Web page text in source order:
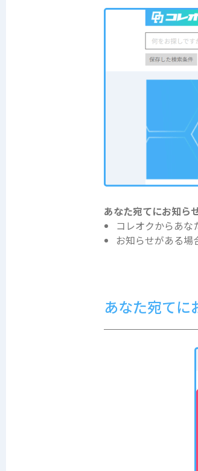
あなた宛てにお知ら
コレオクからあな
お知らせがある場
あなた宛てに